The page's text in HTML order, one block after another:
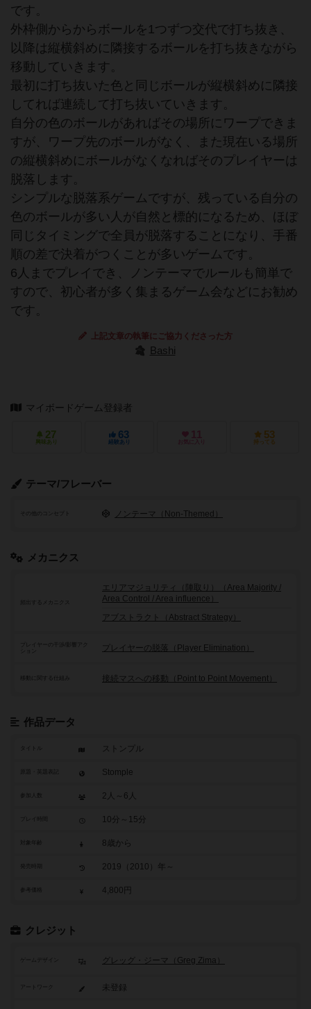
です。
外枠側からからボールを1つずつ交代で打ち抜き、
以降は縦横斜めに隣接するボールを打ち抜きながら
移動していきます。
最初に打ち抜いた色と同じボールが縦横斜めに隣接
してれば連続して打ち抜いていきます。
自分の色のボールがあればその場所にワープできま
すが、ワープ先のボールがなく、また現在いる場所
の縦横斜めにボールがなくなればそのプレイヤーは
脱落します。
シンプルな脱落系ゲームですが、残っている自分の
色のボールが多い人が自然と標的になるため、ほぼ
同じタイミングで全員が脱落することになり、手番
順の差で決着がつくことが多いゲームです。
6人までプレイでき、ノンテーマでルールも簡単で
すので、初心者が多く集まるゲーム会などにお勧め
です。
上記文章の執筆にご協力くださった方
Bashi
マイボードゲーム登録者
27
興味あり
63
経験あり
11
お気に入り
53
持ってる
テーマ/フレーバー
その他のコンセプト ノンテーマ（Non-Themed）
メカニクス
頻出するメカニクス
エリアマジョリティ（陣取り）（Area Majority /
Area Control / Area influence）
アブストラクト（Abstract Strategy）
プレイヤーの干渉/影響アク
プレイヤーの脱落（Player Elimination）
移動に関する仕組み 接続マスへの移動（Point to Point Movement）
作品データ
タイトル ストンプル
Stomple
参加人数 2人～6人
10分～15分
8歳から
2019（2010）年～
参考価格 4,800円
クレジット
ゲームデザイン グレッグ・ジーマ（Greg Zima）
アートワーク 未登録